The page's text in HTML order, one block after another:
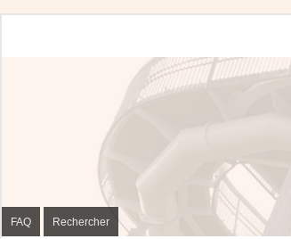
FAQ Rechercher